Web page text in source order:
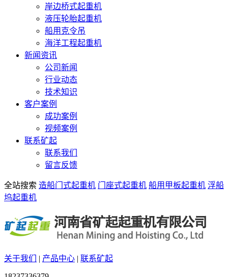
岸边桥式起重机
液压轮胎起重机
船用克令吊
海洋工程起重机
新闻资讯
公司新闻
行业动态
技术知识
客户案例
成功案例
视频案例
联系矿起
联系我们
留言反馈
全站搜索 造船门式起重机 门座式起重机 船用甲板起重机 浮船
坞起重机
关于我们 | 产品中心 | 联系矿起